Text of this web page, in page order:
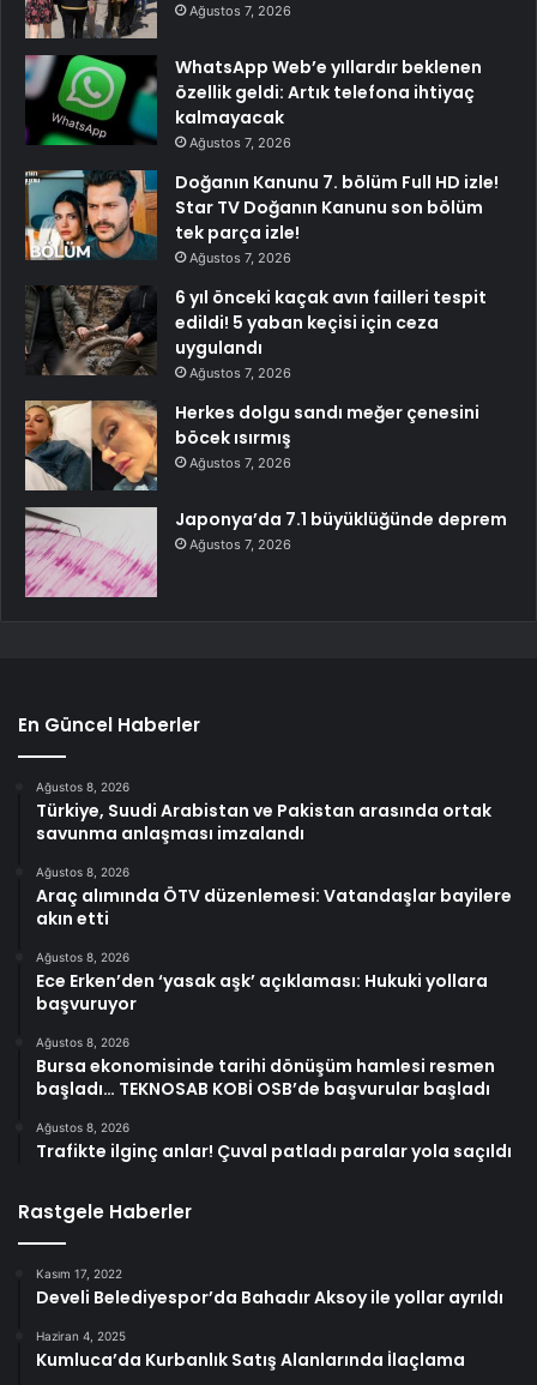
Ağustos 7, 2026
WhatsApp Web’e yıllardır beklenen
özellik geldi: Artık telefona ihtiyaç
kalmayacak
Ağustos 7, 2026
Doğanın Kanunu 7. bölüm Full HD izle!
Star TV Doğanın Kanunu son bölüm
tek parça izle!
Ağustos 7, 2026
6 yıl önceki kaçak avın failleri tespit
edildi! 5 yaban keçisi için ceza
uygulandı
Ağustos 7, 2026
Herkes dolgu sandı meğer çenesini
böcek ısırmış
Ağustos 7, 2026
Japonya’da 7.1 büyüklüğünde deprem
Ağustos 7, 2026
En Güncel Haberler
Ağustos 8, 2026
Türkiye, Suudi Arabistan ve Pakistan arasında ortak
savunma anlaşması imzalandı
Ağustos 8, 2026
Araç alımında ÖTV düzenlemesi: Vatandaşlar bayilere
akın etti
Ağustos 8, 2026
Ece Erken’den ‘yasak aşk’ açıklaması: Hukuki yollara
başvuruyor
Ağustos 8, 2026
Bursa ekonomisinde tarihi dönüşüm hamlesi resmen
başladı… TEKNOSAB KOBİ OSB’de başvurular başladı
Ağustos 8, 2026
Trafikte ilginç anlar! Çuval patladı paralar yola saçıldı
Rastgele Haberler
Kasım 17, 2022
Develi Belediyespor’da Bahadır Aksoy ile yollar ayrıldı
Haziran 4, 2025
Kumluca’da Kurbanlık Satış Alanlarında İlaçlama